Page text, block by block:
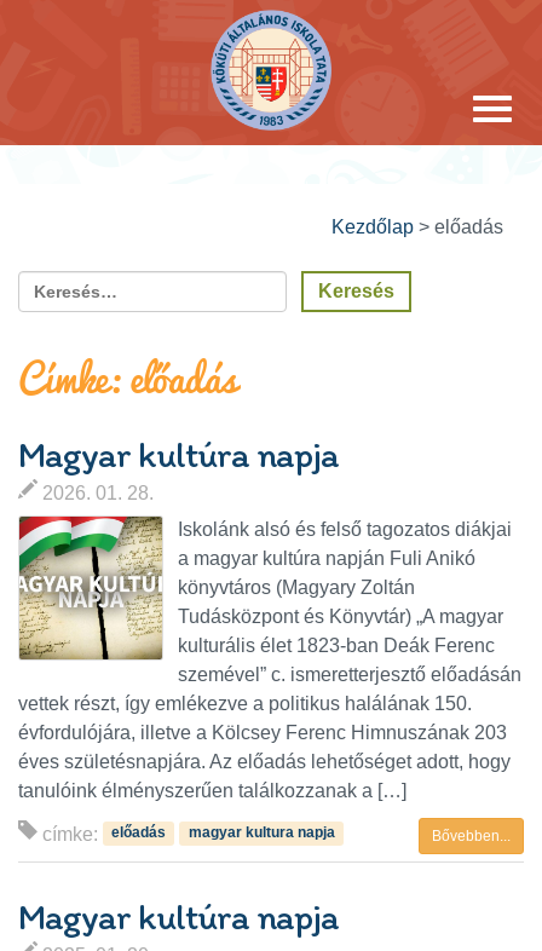
Kezdőlap > előadás
Címke:előadás
Magyar kultúra napja
2026. 01. 28.
Iskolánk alsó és felső tagozatos diákjai
a magyar kultúra napján Fuli Anikó
könyvtáros (Magyary Zoltán
Tudásközpont és Könyvtár) „A magyar
kulturális élet 1823-ban Deák Ferenc
szemével” c. ismeretterjesztő előadásán
vettek részt, így emlékezve a politikus halálának 150.
évfordulójára, illetve a Kölcsey Ferenc Himnuszának 203
éves születésnapjára. Az előadás lehetőséget adott, hogy
tanulóink élményszerűen találkozzanak a […]
címke: Bővebben...
előadás magyar kultura napja
Magyar kultúra napja